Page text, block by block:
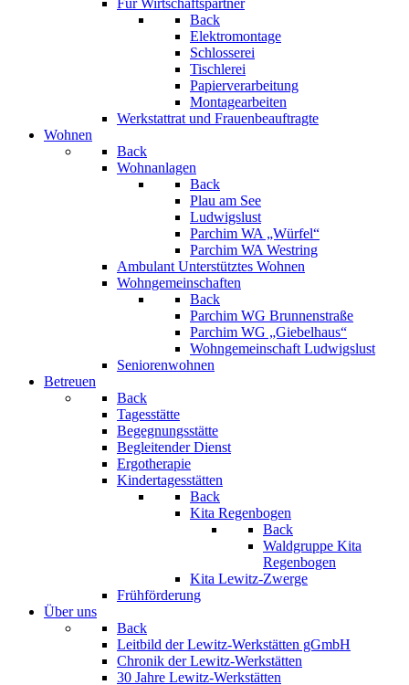
Back
Elektromontage
Schlosserei
Tischlerei
Papierverarbeitung
Montagearbeiten
Werkstattrat und Frauenbeauftragte
Wohnen
Back
Wohnanlagen
Back
Plau am See
Ludwigslust
Parchim WA „Würfel“
Parchim WA Westring
Ambulant Unterstütztes Wohnen
Wohngemeinschaften
Back
Parchim WG Brunnenstraße
Parchim WG „Giebelhaus“
Wohngemeinschaft Ludwigslust
Seniorenwohnen
Betreuen
Back
Tagesstätte
Begegnungsstätte
Begleitender Dienst
Ergotherapie
Kindertagesstätten
Back
Kita Regenbogen
Back
Waldgruppe Kita
Regenbogen
Kita Lewitz-Zwerge
Frühförderung
Über uns
Back
Leitbild der Lewitz-Werkstätten gGmbH
Chronik der Lewitz-Werkstätten
30 Jahre Lewitz-Werkstätten